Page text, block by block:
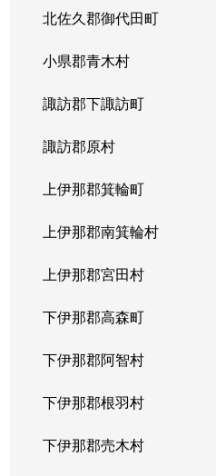
北佐久郡御代田町
小県郡青木村
諏訪郡下諏訪町
諏訪郡原村
上伊那郡箕輪町
上伊那郡南箕輪村
上伊那郡宮田村
下伊那郡高森町
下伊那郡阿智村
下伊那郡根羽村
下伊那郡売木村